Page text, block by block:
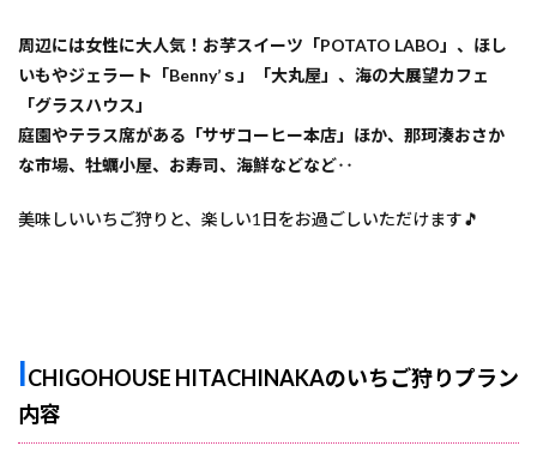
周辺には女性に大人気！お芋スイーツ「POTATO LABO」、ほし
いもやジェラート「Benny’ｓ」「大丸屋」、海の大展望カフェ
「グラスハウス」
庭園やテラス席がある「サザコーヒー本店」ほか、那珂湊おさか
な市場、牡蠣小屋、お寿司、海鮮などなど‥
美味しいいちご狩りと、楽しい1日をお過ごしいただけます🎵
ICHIGOHOUSE HITACHINAKAのいちご狩りプラン
内容